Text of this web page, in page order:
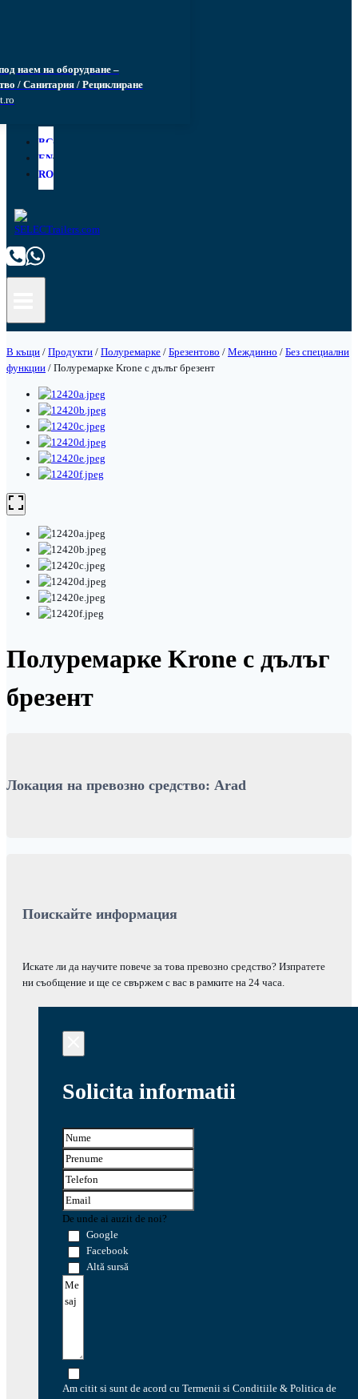
наем на оборудване –
/ Санитария / Рециклиране
BG
EN
RO
В къщи / Продукти / Полуремарке / Брезентово / Междинно / Без специални
функции / Полуремарке Krone с дълъг брезент
Полуремарке Krone с дълъг
брезент
Локация на превозно средство: Arad
Поискайте информация
Искате ли да научите повече за това превозно средство? Изпратете
ни съобщение и ще се свържем с вас в рамките на 24 часа.
Solicita informatii
De unde ai auzit de noi?
Google
Facebook
Altă sursă
Am citit si sunt de acord cu Termenii si Conditiile & Politica de